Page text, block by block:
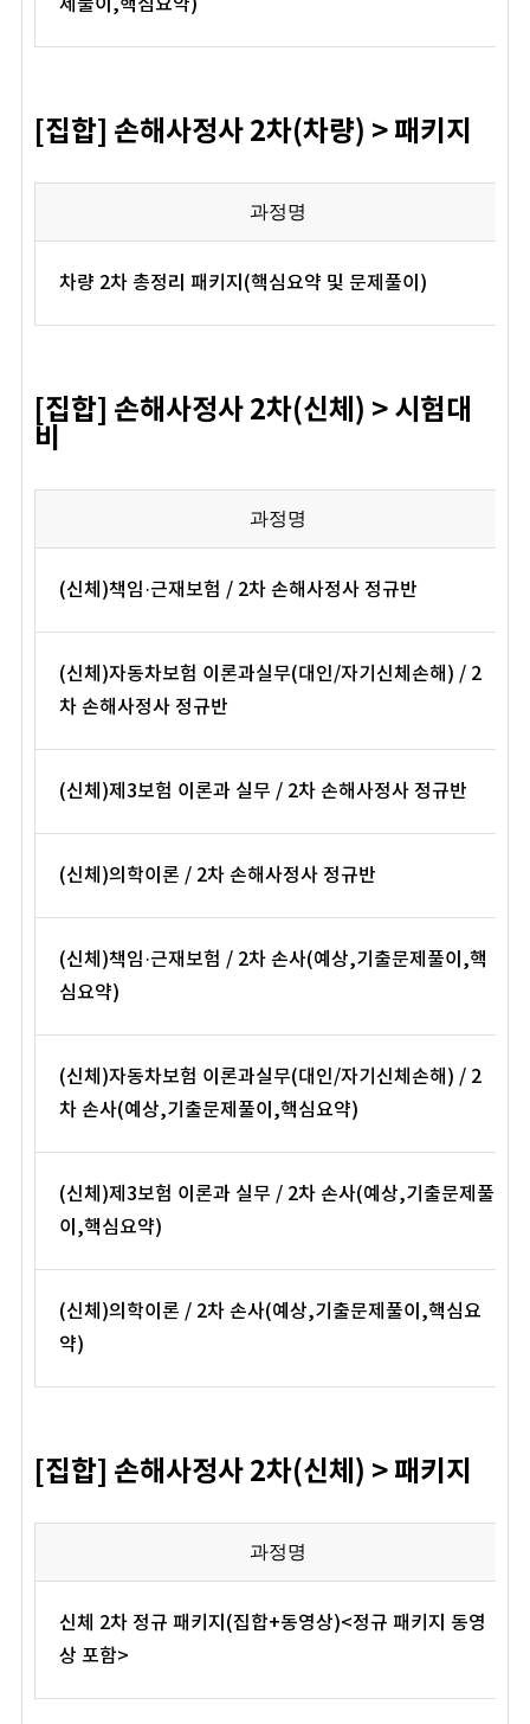
제풀이,핵심요약)
[집합] 손해사정사 2차(차량) > 패키지
과정명
차량 2차 총정리 패키지(핵심요약 및 문제풀이)
[집합] 손해사정사 2차(신체) > 시험대
비
과정명
(신체)책임·근재보험 / 2차 손해사정사 정규반
(신체)자동차보험 이론과실무(대인/자기신체손해) / 2
차 손해사정사 정규반
(신체)제3보험 이론과 실무 / 2차 손해사정사 정규반
(신체)의학이론 / 2차 손해사정사 정규반
(신체)책임·근재보험 / 2차 손사(예상,기출문제풀이,핵
심요약)
(신체)자동차보험 이론과실무(대인/자기신체손해) / 2
차 손사(예상,기출문제풀이,핵심요약)
(신체)제3보험 이론과 실무 / 2차 손사(예상,기출문제풀
이,핵심요약)
(신체)의학이론 / 2차 손사(예상,기출문제풀이,핵심요
약)
[집합] 손해사정사 2차(신체) > 패키지
과정명
신체 2차 정규 패키지(집합+동영상)<정규 패키지 동영
상 포함>